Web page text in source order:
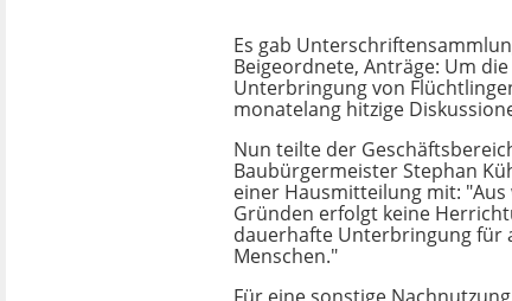
Es gab
Beigeordnete, Anträge: Um
Unterbringung von
monatelang hitzige
Nun teilte der
Baubürgermeister Stephan
einer Hausmitteilung mit:
Gründen erfolgt keine
dauerhafte Unterbringung für
Menschen."